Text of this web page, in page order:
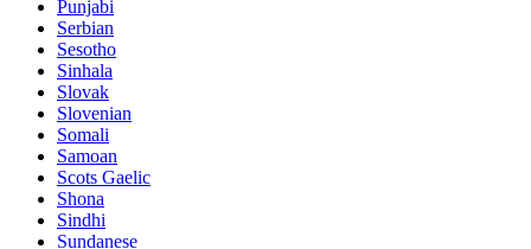
Punjabi
Serbian
Sesotho
Sinhala
Slovak
Slovenian
Somali
Samoan
Scots Gaelic
Shona
Sindhi
Sundanese